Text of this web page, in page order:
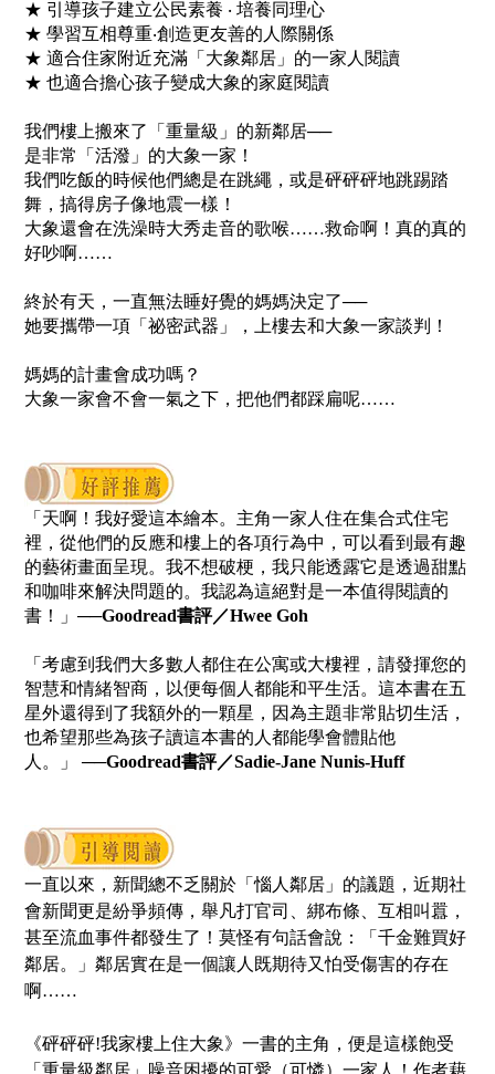
★ 引導孩子建立公民素養 ‧ 培養同理心
★ 學習互相尊重‧創造更友善的人際關係
★ 適合住家附近充滿「大象鄰居」的一家人閱讀
★ 也適合擔心孩子變成大象的家庭閱讀
我們樓上搬來了「重量級」的新鄰居──
是非常「活潑」的大象一家！
我們吃飯的時候他們總是在跳繩， 或是砰砰砰地跳踢踏
舞， 搞得房子像地震一樣！
大象還會在洗澡時大秀走音的歌喉……救命啊！真的真的
好吵啊……
終於有天，一直無法睡好覺的媽媽決定了──
她要攜帶一項「祕密武器」，
上樓去和大象一家談判！
媽媽的計畫會成功嗎？
大象一家會不會一氣之下， 把他們都踩扁呢……
「天啊！我好愛這本繪本。主角一家人住在集合式住宅
裡，從他們的反應和樓上的各項行為中，可以看到最有趣
的藝術畫面呈現。我不想破梗，我只能透露它是透過甜點
和咖啡來解決問題的。我認為這絕對是一本值得閱讀的
書！」 ──Goodread書評／Hwee Goh
「考慮到我們大多數人都住在公寓或大樓裡，請發揮您的
智慧和情緒智商，以便每個人都能和平生活。這本書在五
星外還得到了我額外的一顆星，因為主題非常貼切生活，
也希望那些為孩子讀這本書的人都能學會體貼他
人。」
──Goodread書評／Sadie-Jane Nunis-Huff
一直以來，新聞總不乏關於「惱人鄰居」的議題，近期社
會新聞更是紛爭頻傳，舉凡打官司、綁布條、互相叫囂，
甚至流血事件都發生了！莫怪有句話會說：「千金難買好
鄰居。」鄰居實在是一個讓人既期待又怕受傷害的存在
啊……
《砰砰砰!我家樓上住大象》一書的主角，便是這樣飽受